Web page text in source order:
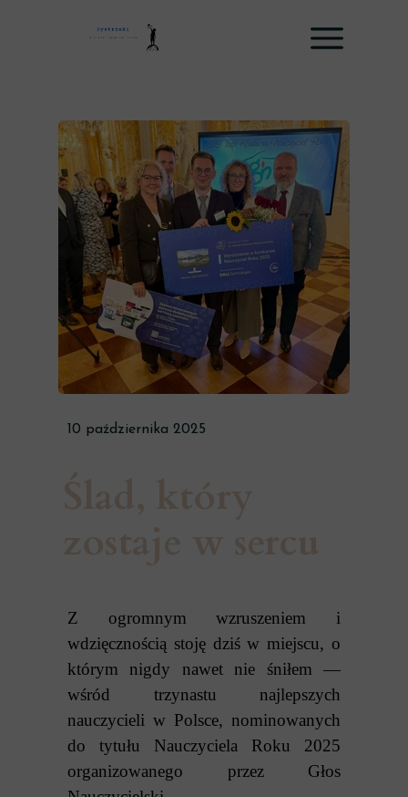
10 października 2025
Z ogromnym wzruszeniem i
wdzięcznością stoję dziś w miejscu, o
którym nigdy nawet nie śniłem —
wśród trzynastu najlepszych
nauczycieli w Polsce, nominowanych
do tytułu Nauczyciela Roku 2025
organizowanego przez Głos